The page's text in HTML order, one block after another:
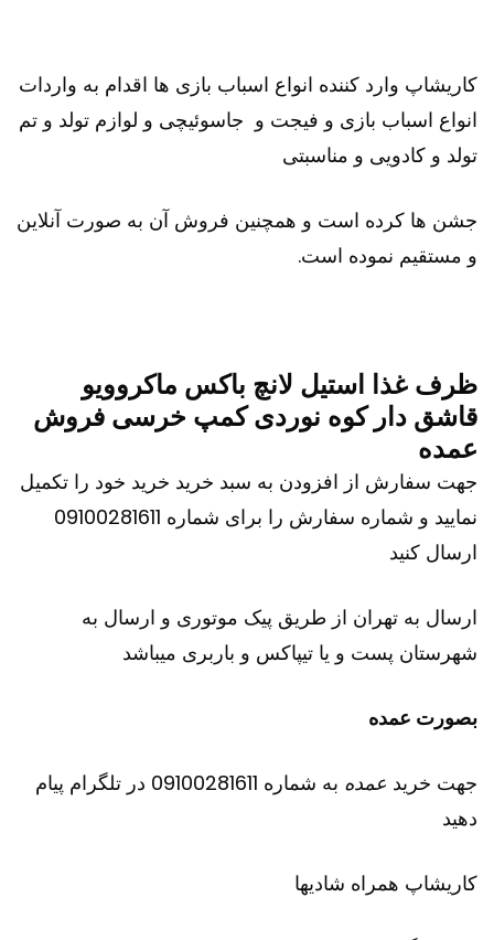
کاریشاپ وارد کننده انواع اسباب بازی ها اقدام به واردات
انواع اسباب بازی و فیجت و جاسوئیچی و لوازم تولد و تم
تولد و کادویی و مناسبتی
جشن ها کرده است و همچنین فروش آن به صورت آنلاین
و مستقیم نموده است.
ظرف غذا استیل لانچ باکس ماکروویو
قاشق دار کوه نوردی کمپ خرسی فروش
عمده
جهت سفارش از افزودن به سبد خرید خرید خود را تکمیل
نمایید و شماره سفارش را برای شماره 09100281611
ارسال کنید
ارسال به تهران از طریق پیک موتوری و ارسال به
شهرستان پست و یا تیپاکس و باربری میباشد
بصورت عمده
جهت خرید عمده
به شماره 09100281611 در تلگرام پیام
دهید
کاریشاپ همراه شادیها